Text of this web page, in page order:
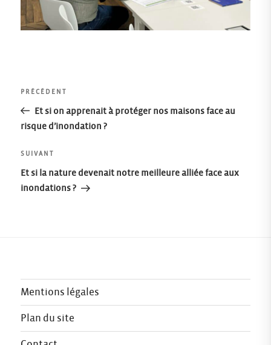
Navigation
de
l’article
Article
précédent
PRÉCÉDENT
Et si on apprenait à protéger nos maisons face au
risque d’inondation ?
Article
suivant
SUIVANT
Et si la nature devenait notre meilleure alliée face aux
inondations ?
Mentions légales
Plan du site